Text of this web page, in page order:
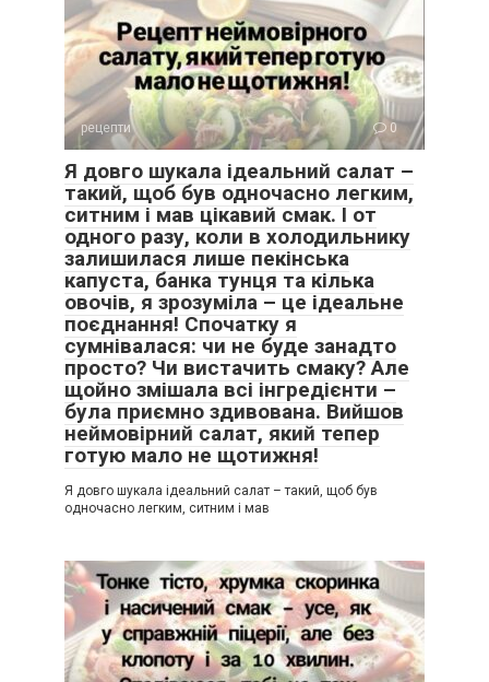
рецепти 0
Я довго шукала ідеальний салат –
такий, щоб був одночасно легким,
ситним і мав цікавий смак. І от
одного разу, коли в холодильнику
залишилася лише пекінська
капуста, банка тунця та кілька
овочів, я зрозуміла – це ідеальне
поєднання! Спочатку я
сумнівалася: чи не буде занадто
просто? Чи вистачить смаку? Але
щойно змішала всі інгредієнти –
була приємно здивована. Вийшов
неймовірний салат, який тепер
готую мало не щотижня!
Я довго шукала ідеальний салат – такий, щоб був
одночасно легким, ситним і мав